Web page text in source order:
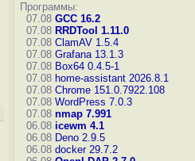
Программы:
07.08 GCC 16.2
07.08 RRDTool 1.11.0
07.08 ClamAV 1.5.4
07.08 Grafana 13.1.3
07.08 Box64 0.4.5-1
07.08 home-assistant 2026.8.1
07.08 Chrome 151.0.7922.108
07.08 WordPress 7.0.3
07.08 nmap 7.991
06.08 icewm 4.1
06.08 Deno 2.9.5
06.08 docker 29.7.2